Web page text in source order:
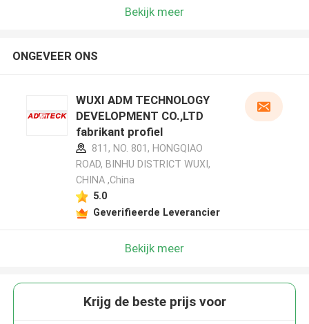
Bekijk meer
ONGEVEER ONS
WUXI ADM TECHNOLOGY
DEVELOPMENT CO.,LTD
fabrikant profiel
811, NO. 801, HONGQIAO
ROAD, BINHU DISTRICT WUXI,
CHINA ,China
5.0
Geverifieerde Leverancier
Bekijk meer
Krijg de beste prijs voor